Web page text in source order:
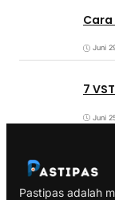
Cara
Juni
7
Juni
Pastipas adalah